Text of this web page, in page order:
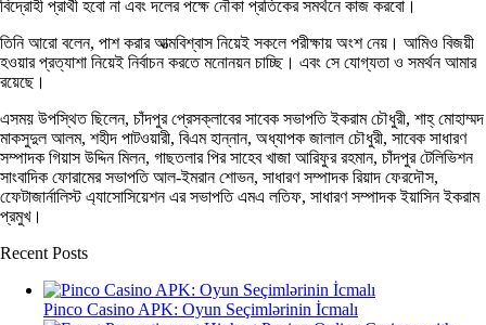
বিদ্রোহী প্রার্থী হবো না এবং দলের পক্ষে নৌকা প্রতিকের সমর্থনে কাজ করবো।
তিনি আরো বলেন, পাশ করার আত্মবিশ্বাস নিয়েই সকলে পরীক্ষায় অংশ নেয়। আমিও বিজয়ী
হওয়ার প্রত্যাশা নিয়েই নির্বাচন করতে মনোনয়ন চাচ্ছি। এবং সে যোগ্যতা ও সমর্থন আমার
রয়েছে।
এসময় উপস্থিত ছিলেন, চাঁদপুর প্রেসক্লাবের সাবেক সভাপতি ইকরাম চৌধুরী, শাহ্ মোহাম্মদ
মাকসুদুল আলম, শহীদ পাটওয়ারী, বিএম হান্নান, অধ্যাপক জালাল চৌধুরী, সাবেক সাধারণ
সম্পাদক গিয়াস উদ্দিন মিলন, গাছতলার পির সাহেব খাজা আরিফুর রহমান, চাঁদপুর টেলিভিশন
সাংবাদিক ফোরামের সভাপতি আল-ইমরান শোভন, সাধারণ সম্পাদক রিয়াদ ফেরদৌস,
ফেেটাজার্নালিস্ট এ্যাসোসিয়েশন এর সভাপতি এমএ লতিফ, সাধারণ সম্পাদক ইয়াসিন ইকরাম
প্রমুখ।
Recent Posts
Pinco Casino APK: Oyun Seçimlərinin İcmalı